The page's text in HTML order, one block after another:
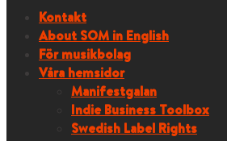
Kontakt
About SOM in English
För musikbolag
Våra hemsidor
Manifestgalan
Indie Business Toolbox
Swedish Label Rights